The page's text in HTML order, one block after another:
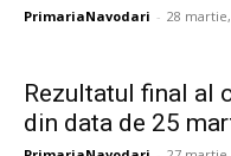
PrimariaNavodari - 28
Rezultatul final al
din data de 25